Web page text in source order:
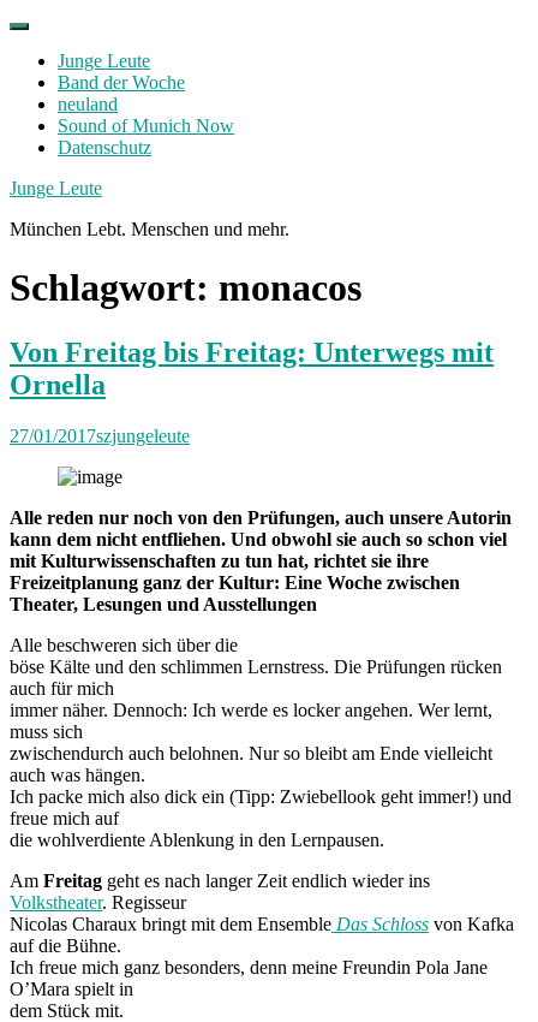
Skip
contentJunge Leute
Band der Woche
neuland
Sound of Munich Now
Datenschutz
Facebook
Twitter
Instagram
Junge Leute
München Lebt. Menschen und mehr.
Schlagwort: monacos
Von Freitag bis Freitag: Unterwegs mit
Ornella
27/01/2017szjungeleute
Alle reden nur noch von den Prüfungen, auch unsere Autorin
kann dem nicht entfliehen. Und obwohl sie auch so schon viel
mit Kulturwissenschaften zu tun hat, richtet sie ihre
Freizeitplanung ganz der Kultur: Eine Woche zwischen
Theater, Lesungen und Ausstellungen
Alle beschweren sich über die
böse Kälte und den schlimmen Lernstress. Die Prüfungen rücken
auch für mich
immer näher. Dennoch: Ich werde es locker angehen. Wer lernt,
muss sich
zwischendurch auch belohnen. Nur so bleibt am Ende vielleicht
auch was hängen.
Ich packe mich also dick ein (Tipp: Zwiebellook geht immer!) und
freue mich auf
die wohlverdiente Ablenkung in den Lernpausen.
Am Freitag geht es nach langer Zeit endlich wieder ins
Volkstheater. Regisseur
Nicolas Charaux bringt mit dem Ensemble Das Schloss von Kafka
auf die Bühne.
Ich freue mich ganz besonders, denn meine Freundin Pola Jane
O’Mara spielt in
dem Stück mit.